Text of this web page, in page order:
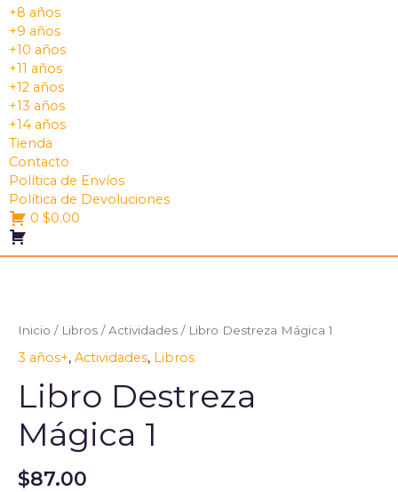
+8 años
+9 años
+10 años
+11 años
+12 años
+13 años
+14 años
Tienda
Contacto
Política de Envíos
Política de Devoluciones
0 $0.00
Inicio / Libros /Actividades / Libro Destreza Mágica 1
3 años+, Actividades, Libros
Libro Destreza
Mágica 1
$87.00
Mágica
cantidad